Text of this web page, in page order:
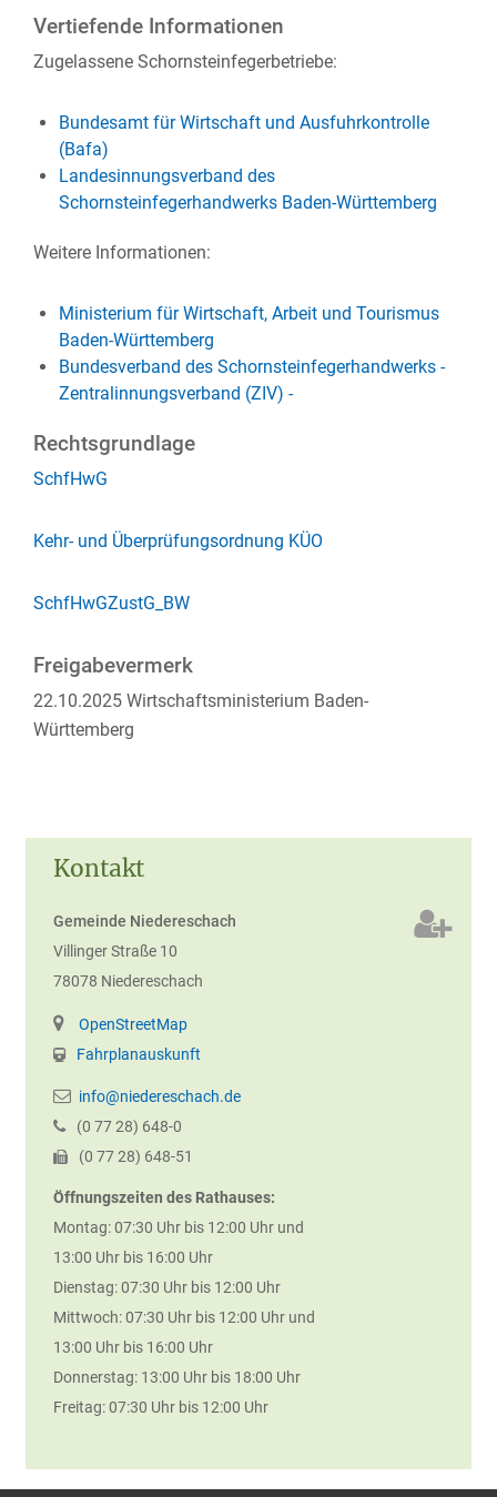
Kontakt
Gemeinde Niedereschach
Villinger Straße 10
78078 Niedereschach
OpenStreetMap
Fahrplanauskunft
info@niedereschach.de
(0 7728) 648-0
(0 7728) 648-51
Öffnungszeiten des Rathauses:
Montag: 07:30 Uhr bis 12:00 Uhr und
13:00 Uhr bis 16:00 Uhr
Dienstag: 07:30 Uhr bis 12:00 Uhr
Mittwoch: 07:30 Uhr bis 12:00 Uhr und
13:00 Uhr bis 16:00 Uhr
Donnerstag: 13:00 Uhr bis 18:00 Uhr
Freitag: 07:30 Uhr bis 12:00 Uhr
Vertiefende Informationen
Zugelassene Schornsteinfegerbetriebe:
Bundesamt für Wirtschaft und Ausfuhrkontrolle
(Bafa)
Landesinnungsverband des
Schornsteinfegerhandwerks Baden-Württemberg
Weitere Informationen:
Ministerium für Wirtschaft, Arbeit und Tourismus
Baden-Württemberg
Bundesverband des Schornsteinfegerhandwerks -
Zentralinnungsverband (ZIV) -
Rechtsgrundlage
SchfHwG
Kehr- und Überprüfungsordnung KÜO
SchfHwGZustG_BW
Freigabevermerk
22.10.2025 Wirtschaftsministerium Baden-
Württemberg